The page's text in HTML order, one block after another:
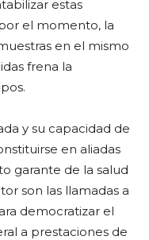
estas
el momento, la
en el mismo
frena la
y su capacidad de
en aliadas
garante de la salud
son las llamadas a
democratizar el
a prestaciones de